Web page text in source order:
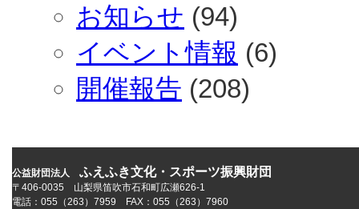
お知らせ (94)
イベント情報 (6)
開催報告 (208)
公益財団法人 ふえふき文化・スポーツ振興財団
〒406-0035 山梨県笛吹市石和町広瀬626-1
電話：055（263）7959 FAX：055（263）7960